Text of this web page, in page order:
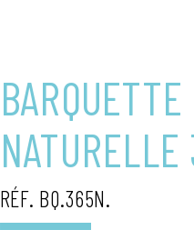
RÉF. BQ.365N.